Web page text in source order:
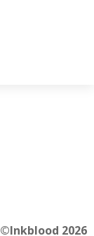
©Inkblood 2026